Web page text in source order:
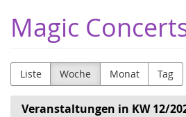
Haupt-
Inhalt
Magic
Liste Woche Monat Tag
Veranstaltungen in KW 12/